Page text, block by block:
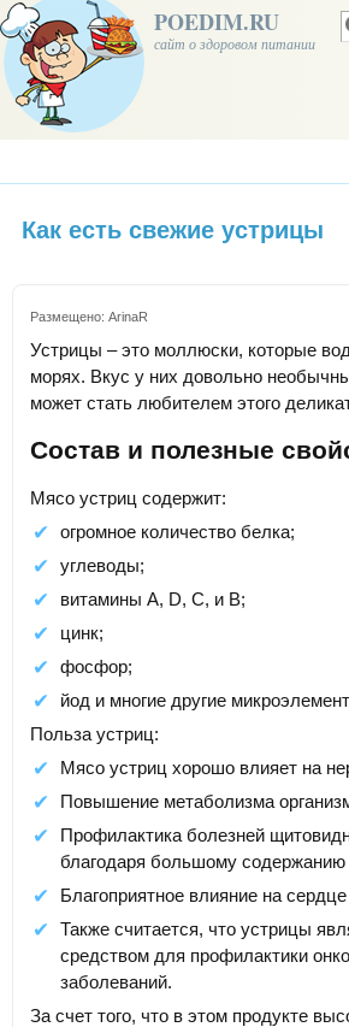
POEDIM.RU
сайт о здоровом питании
Как есть свежие устрицы
Размещено: ArinaR
Устрицы – это моллюски, которые
морях. Вкус у них довольно
может стать любителем этого
Состав и полезные
Мясо устриц содержит:
огромное количество белка;
углеводы;
витамины А, D, С, и В;
цинк;
фосфор;
йод и многие другие
Польза устриц:
Мясо устриц хорошо влияет на
Повышение метаболизма
Профилактика болезней
благодаря большому содержанию
Благоприятное влияние на
Также считается, что устрицы
средством для профилактики
заболеваний.
За счет того, что в этом продукте